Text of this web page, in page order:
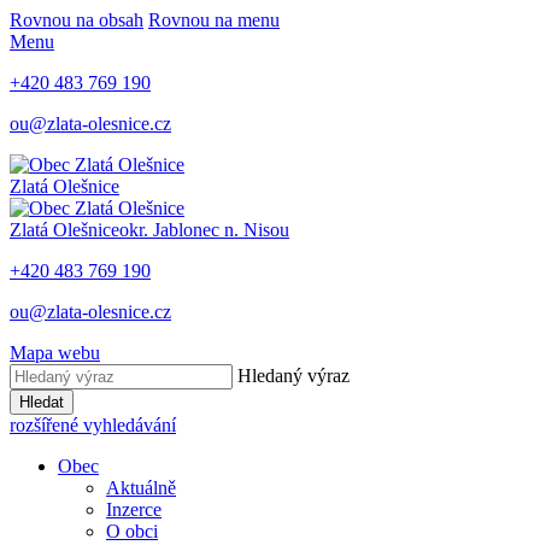
Rovnou na obsah Rovnou na menu
Menu
+420 483 769 190
ou@zlata-olesnice.cz
Zlatá Olešnice
Zlatá Olešniceokr. Jablonec n. Nisou
+420 483 769 190
ou@zlata-olesnice.cz
Mapa webu
Hledaný výraz
Hledat
rozšířené vyhledávání
Obec
Aktuálně
Inzerce
O obci